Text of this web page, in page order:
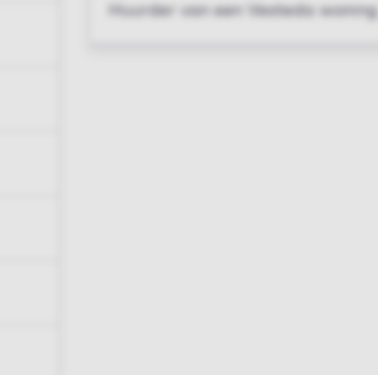
Huurder van een Vesteda woning